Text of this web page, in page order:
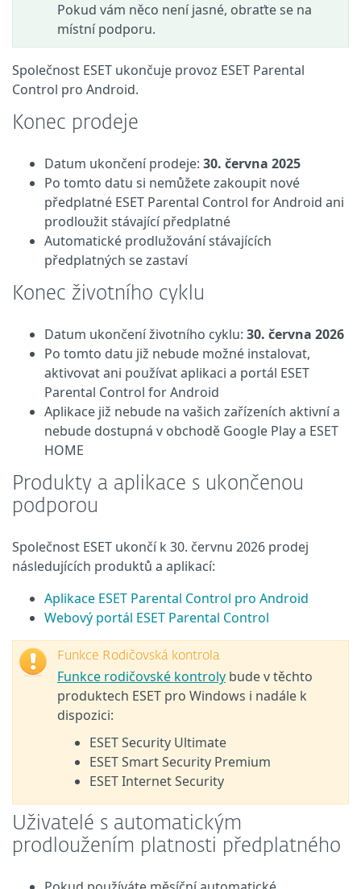
Pokud vám něco není jasné, obraťte se na
místní podporu.
Společnost ESET ukončuje provoz ESET Parental
Control pro Android.
Konec prodeje
Datum ukončení prodeje: 30. června 2025
Po tomto datu si nemůžete zakoupit nové
předplatné ESET Parental Control for Android ani
prodloužit stávající předplatné
Automatické prodlužování stávajících
předplatných se zastaví
Konec životního cyklu
Datum ukončení životního cyklu: 30. června 2026
Po tomto datu již nebude možné instalovat,
aktivovat ani používat aplikaci a portál ESET
Parental Control for Android
Aplikace již nebude na vašich zařízeních aktivní a
nebude dostupná v obchodě Google Play a ESET
HOME
Produkty a aplikace s ukončenou
podporou
Společnost ESET ukončí k 30. červnu 2026 prodej
následujících produktů a aplikací:
Aplikace ESET Parental Control pro Android
Webový portál ESET Parental Control
Funkce Rodičovská kontrola
Funkce rodičovské kontroly bude v těchto
produktech ESET pro Windows i nadále k
dispozici:
ESET Security Ultimate
ESET Smart Security Premium
ESET Internet Security
Uživatelé s automatickým
prodloužením platnosti předplatného